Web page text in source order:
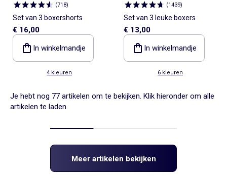
(718)
Set van 3 boxershorts
€ 16,00
In winkelmandje
4 kleuren
(1439)
Set van 3 leuke boxers
€ 13,00
In winkelmandje
6 kleuren
Je hebt nog 77 artikelen om te bekijken. Klik hieronder om alle
artikelen te laden.
Meer artikelen bekijken